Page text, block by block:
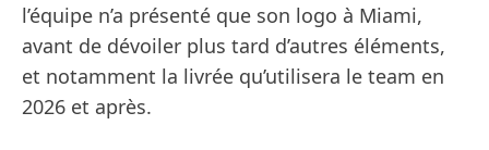
l’équipe n’a présenté que son logo à Miami,
avant de dévoiler plus tard d’autres éléments,
et notamment la livrée qu’utilisera le team en
2026 et après.